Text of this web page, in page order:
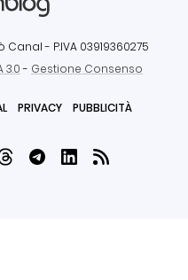
Canal - P.IVA 03919360275
3.0- Gestione Consenso
PRIVACY PUBBLICITÀ